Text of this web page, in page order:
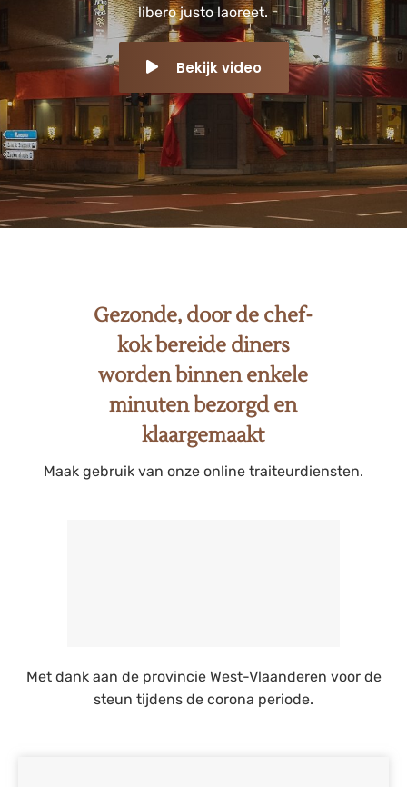
libero justo laoreet.
Bekijk video
Gezonde, door de chef-
kok bereide diners
worden binnen enkele
minuten bezorgd en
klaargemaakt
Maak gebruik van onze online traiteurdiensten.
Met dank aan de provincie West-Vlaanderen voor de
steun tijdens de corona periode.